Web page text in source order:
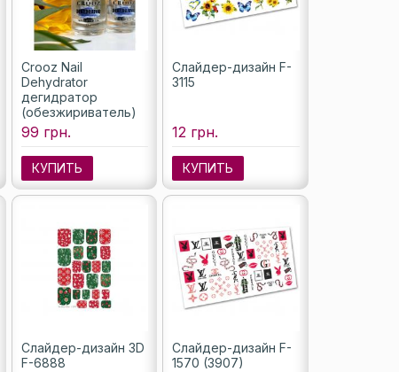
Crooz Nail
Dehydrator
дегидратор
(обезжириватель)
для ногтей, 15 мл
99 грн.
КУПИТЬ
Слайдер-дизайн F-
3115
12 грн.
КУПИТЬ
Слайдер-дизайн 3D
F-6888
Слайдер-дизайн F-
1570 (3907)